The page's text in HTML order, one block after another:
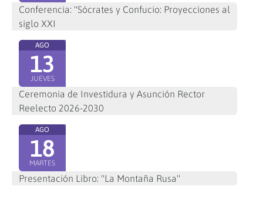
Conferencia: "Sócrates y Confucio: Proyecciones al
siglo XXI
AGO
13
JUEVES
Ceremonia de Investidura y Asunción Rector
Reelecto 2026-2030
AGO
18
MARTES
Presentación Libro: "La Montaña Rusa"